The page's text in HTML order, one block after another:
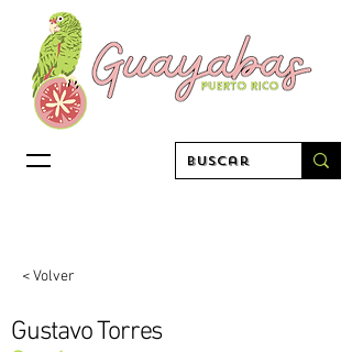
< Volver
Gustavo Torres